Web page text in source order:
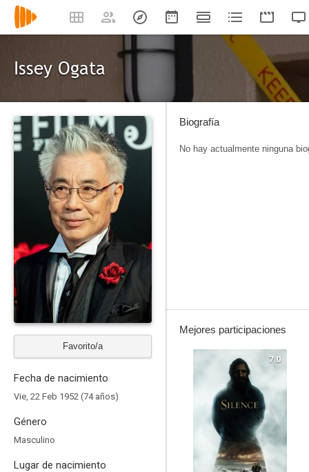
Issey Ogata
Favorito/a
Fecha de nacimiento
Vie, 22 Feb 1952 (74 años)
Género
Masculino
Lugar de nacimiento
Biografía
No hay actualmente ninguna
Mejores participaciones
7.0